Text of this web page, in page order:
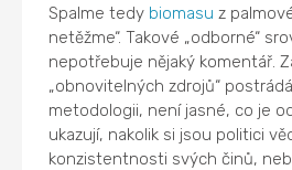
Spalme tedy biomasu z
netěžme“. Takové „odborné“
nepotřebuje nějaký komentář.
„obnovitelných zdrojů“
metodologii, není jasné, co je
ukazují, nakolik si jsou politici
konzistentnosti svých činů,